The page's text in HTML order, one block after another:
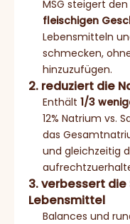
MSG steigert
fleischigen
Lebensmitteln
schmecken,
hinzuzufügen.
2. reduziert die
Enthält 1/3
12% Natrium vs.
das
und gleichzeitig
3. verbessert
Lebensmittel
Balances und